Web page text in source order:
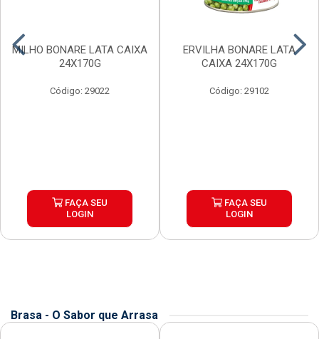
MILHO BONARE LATA CAIXA
24X170G
Código: 29022
FAÇA SEU
LOGIN
ERVILHA BONARE LATA
CAIXA 24X170G
Código: 29102
FAÇA SEU
LOGIN
Brasa - O Sabor que Arrasa